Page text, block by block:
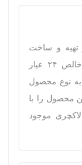
تهیه و ساخت
کرم طلا ویتانوم از نانو ذرات طلا خالص ۲۴ عیار
به نوع محصول
محصول را با
موجود